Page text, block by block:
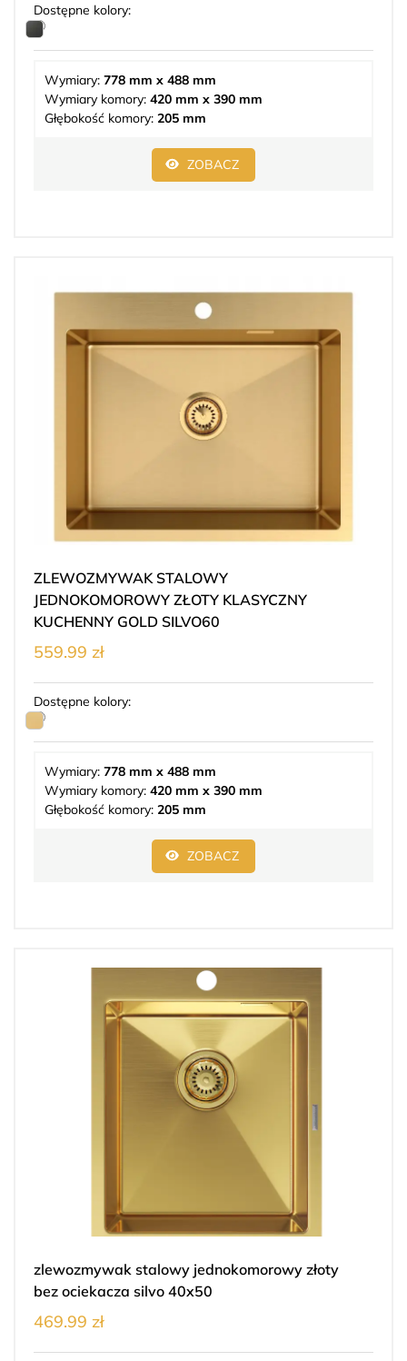
Dostępne kolory:
Wymiary: 778 mm x 488 mm
Wymiary komory: 420 mm x 390 mm
Głębokość komory: 205 mm
ZOBACZ
ZLEWOZMYWAK STALOWY
JEDNOKOMOROWY ZŁOTY KLASYCZNY
KUCHENNY GOLD SILVO60
559.99 zł
Dostępne kolory:
Wymiary: 778 mm x 488 mm
Wymiary komory: 420 mm x 390 mm
Głębokość komory: 205 mm
ZOBACZ
zlewozmywak stalowy jednokomorowy złoty
bez ociekacza silvo 40x50
469.99 zł